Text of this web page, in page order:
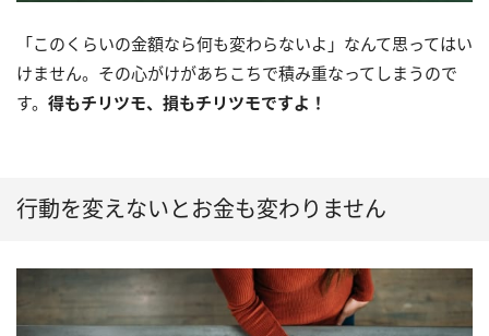
「このくらいの金額なら何も変わらないよ」なんて思ってはい
けません。その心がけがあちこちで積み重なってしまうので
す。 得もチリツモ、損もチリツモですよ！
行動を変えないとお金も変わりません